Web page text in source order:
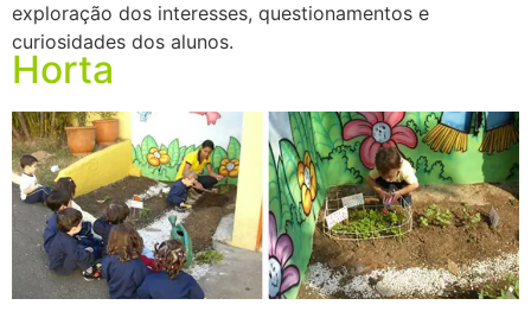
exploração dos interesses, questionamentos e
curiosidades dos alunos.
Horta